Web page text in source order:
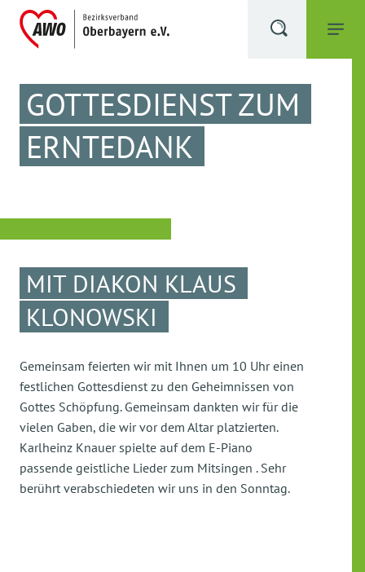
GOTTESDIENST ZUM
ERNTEDANK
MIT DIAKON KLAUS
KLONOWSKI
Gemeinsam feierten wir mit Ihnen um 10 Uhr einen
festlichen Gottesdienst zu den Geheimnissen von
Gottes Schöpfung. Gemeinsam dankten wir für die
vielen Gaben, die wir vor dem Altar platzierten.
Karlheinz Knauer spielte auf dem E-Piano
passende geistliche Lieder zum Mitsingen . Sehr
berührt verabschiedeten wir uns in den Sonntag.